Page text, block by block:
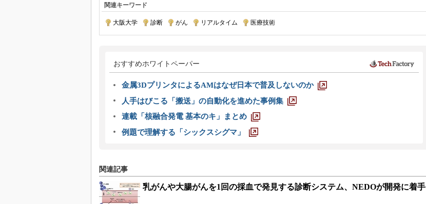
関連キーワード
大阪大学 診断 がん リアルタイム 医療技術
おすすめホワイトペーパー
金属3DプリンタによるAMはなぜ日本で普及しないのか
人手はびこる「搬送」の自動化を進めた事例集
連載「核融合発電 基本のキ」まとめ
例題で理解する「シックスシグマ」
関連記事
乳がんや大腸がんを1回の採血で発見する診断システム、NEDOが開発に着手